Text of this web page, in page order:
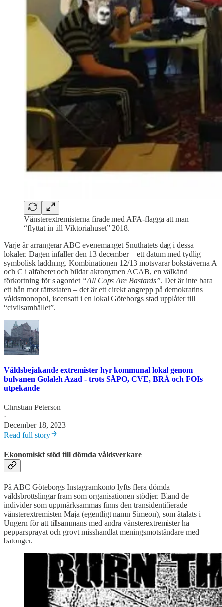
Vänsterextremisterna firade med AFA-flagga att man
“flyttat in till Viktoriahuset” 2018.
Varje år arrangerar ABC evenemanget Snuthatets dag i dessa
lokaler. Dagen infaller den 13 december – ett datum med tydlig
symbolisk laddning. Kombinationen 12/13 motsvarar bokstäverna A
och C i alfabetet och bildar akronymen ACAB, en välkänd
förkortning för slagordet “All Cops Are Bastards”. Det är inte bara
ett hån mot rättsstaten – det är ett direkt angrepp på demokratins
våldsmonopol, iscensatt i en lokal Göteborgs stad upplåter till
“civilsamhället”.
Våldsbejakande extremister hyr kommunal lokal genom
bulvanen Golaleh Azad - trots SÄPO, CVE, BRÅ och FOIs
utpekande
Christian Peterson
·
December 18, 2023
Read full story
Ekonomiskt stöd till dömda våldsverkare
På ABC Göteborgs Instagramkonto lyfts flera dömda
våldsbrottslingar fram som organisationen stödjer. Bland de
individer som uppmärksammas finns den transidentifierade
vänsterextremisten Maja (egentligt namn Simeon), som åtalats i
Ungern för att tillsammans med andra vänsterextremister ha
pepparsprayat och grovt misshandlat meningsmotståndare med
batonger.